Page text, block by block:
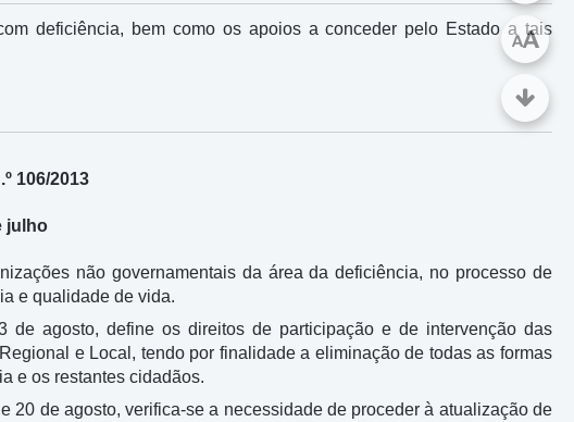
deficiência, bem como os apoios a conceder pelo Estado a tais
106/2013
julho
não governamentais da área da deficiência, no processo de
e qualidade de vida.
de agosto, define os direitos de participação e de intervenção das
e Local, tendo por finalidade a eliminação de todas as formas
e os restantes cidadãos.
20 de agosto, verifica-se a necessidade de proceder à atualização de
AA